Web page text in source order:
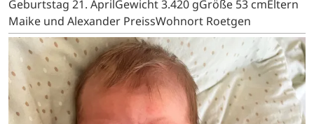
Geburtstag 21. AprilGewicht 3.420 gGröße 53 cmEltern
Maike und Alexander PreissWohnort Roetgen